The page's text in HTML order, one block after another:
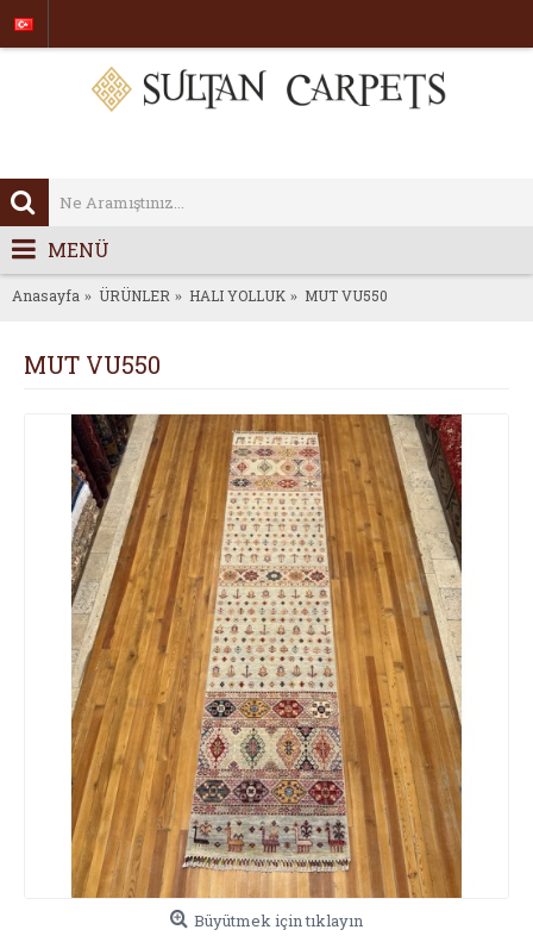
MENÜ
Anasayfa ÜRÜNLER HALI YOLLUK MUT VU550
MUT VU550
Büyütmek için tıklayın